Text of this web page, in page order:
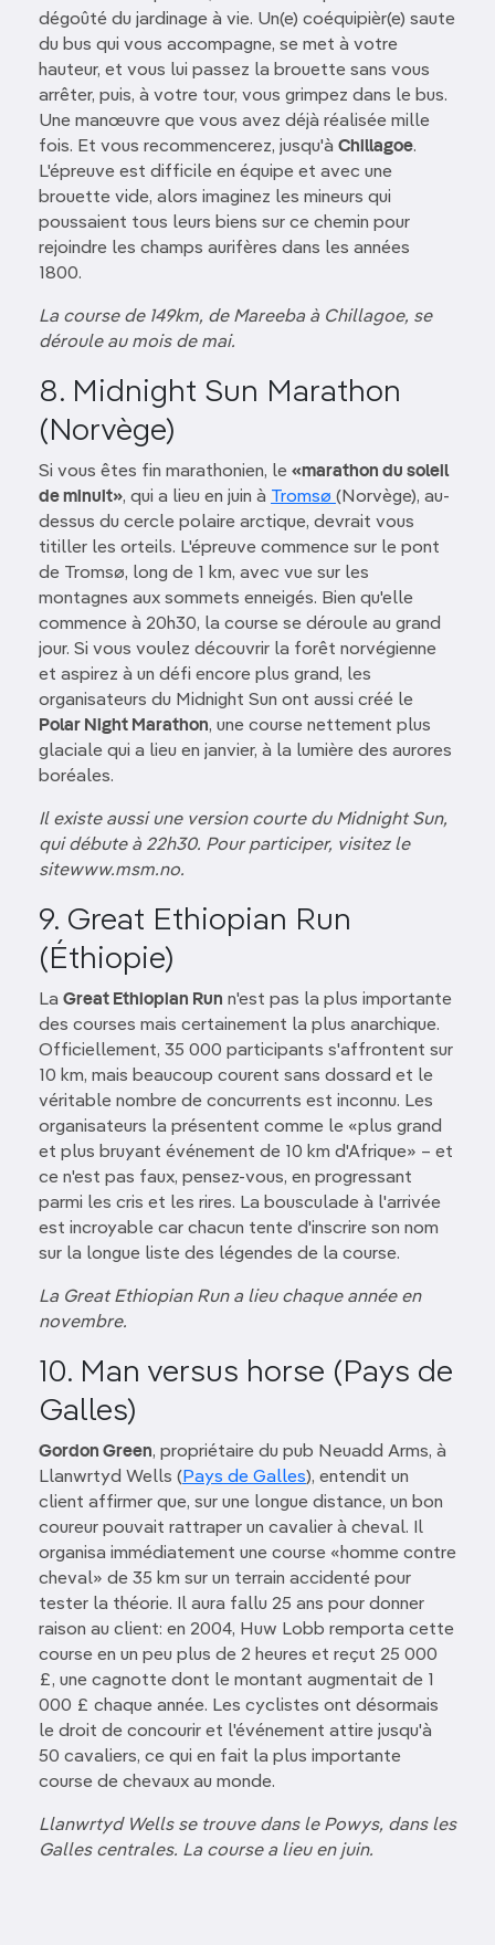
dégoûté du jardinage à vie. Un(e) coéquipièr(e) saute
du bus qui vous accompagne, se met à votre
hauteur, et vous lui passez la brouette sans vous
arrêter, puis, à votre tour, vous grimpez dans le bus.
Une manœuvre que vous avez déjà réalisée mille
fois. Et vous recommencerez, jusqu'à Chillagoe.
L'épreuve est difficile en équipe et avec une
brouette vide, alors imaginez les mineurs qui
poussaient tous leurs biens sur ce chemin pour
rejoindre les champs aurifères dans les années
1800.
La course de 149km, de Mareeba à Chillagoe, se
déroule au mois de mai.
8. Midnight Sun Marathon
(Norvège)
Si vous êtes fin marathonien, le «marathon du soleil
de minuit», qui a lieu en juin à Tromsø (Norvège), au-
dessus du cercle polaire arctique, devrait vous
titiller les orteils. L'épreuve commence sur le pont
de Tromsø, long de 1 km, avec vue sur les
montagnes aux sommets enneigés. Bien qu'elle
commence à 20h30, la course se déroule au grand
jour. Si vous voulez découvrir la forêt norvégienne
et aspirez à un défi encore plus grand, les
organisateurs du Midnight Sun ont aussi créé le
Polar Night Marathon, une course nettement plus
glaciale qui a lieu en janvier, à la lumière des aurores
boréales.
Il existe aussi une version courte du Midnight Sun,
qui débute à 22h30. Pour participer, visitez le
sitewww.msm.no.
9. Great Ethiopian Run
(Éthiopie)
La Great Ethiopian Run n'est pas la plus importante
des courses mais certainement la plus anarchique.
Officiellement, 35 000 participants s'affrontent sur
10 km, mais beaucoup courent sans dossard et le
véritable nombre de concurrents est inconnu. Les
organisateurs la présentent comme le «plus grand
et plus bruyant événement de 10 km d'Afrique» – et
ce n'est pas faux, pensez-vous, en progressant
parmi les cris et les rires. La bousculade à l'arrivée
est incroyable car chacun tente d'inscrire son nom
sur la longue liste des légendes de la course.
La Great Ethiopian Run a lieu chaque année en
novembre.
10. Man versus horse (Pays de
Galles)
Gordon Green, propriétaire du pub Neuadd Arms, à
Llanwrtyd Wells ( Pays de Galles), entendit un
client affirmer que, sur une longue distance, un bon
coureur pouvait rattraper un cavalier à cheval. Il
organisa immédiatement une course «homme contre
cheval» de 35 km sur un terrain accidenté pour
tester la théorie. Il aura fallu 25 ans pour donner
raison au client: en 2004, Huw Lobb remporta cette
course en un peu plus de 2 heures et reçut 25 000
£, une cagnotte dont le montant augmentait de 1
000 £ chaque année. Les cyclistes ont désormais
le droit de concourir et l'événement attire jusqu'à
50 cavaliers, ce qui en fait la plus importante
course de chevaux au monde.
Llanwrtyd Wells se trouve dans le Powys, dans les
Galles centrales. La course a lieu en juin.